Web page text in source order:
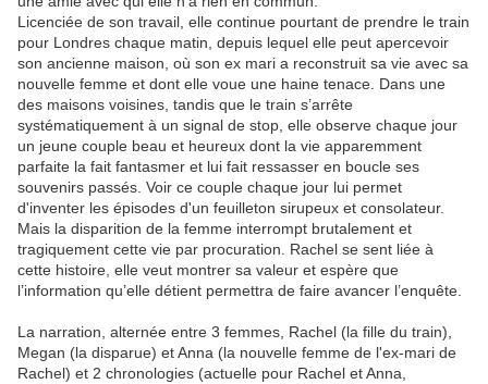
Licenciée de son travail, elle continue pourtant de prendre le train
pour Londres chaque matin, depuis lequel elle peut apercevoir
son ancienne maison, où son ex mari a reconstruit sa vie avec sa
nouvelle femme et dont elle voue une haine tenace. Dans une
des maisons voisines, tandis que le train s’arrête
systématiquement à un signal de stop, elle observe chaque jour
un jeune couple beau et heureux dont la vie apparemment
parfaite la fait fantasmer et lui fait ressasser en boucle ses
souvenirs passés. Voir ce couple chaque jour lui permet
d'inventer les épisodes d'un feuilleton sirupeux et consolateur.
Mais la disparition de la femme interrompt brutalement et
tragiquement cette vie par procuration. Rachel se sent liée à
cette histoire, elle veut montrer sa valeur et espère que
l’information qu’elle détient permettra de faire avancer l’enquête.
La narration, alternée entre 3 femmes, Rachel (la fille du train),
Megan (la disparue) et Anna (la nouvelle femme de l'ex-mari de
Rachel) et 2 chronologies (actuelle pour Rachel et Anna,